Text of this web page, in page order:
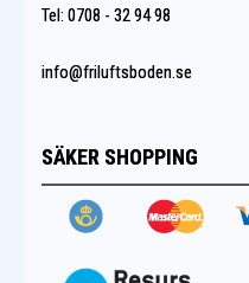
Tel: 0708 - 32 94 98
info@friluftsboden.se
SÄKER SHOPPING